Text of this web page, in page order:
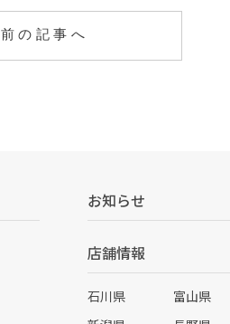
前の記事へ
お知らせ
店舗情報
石川県
富山県